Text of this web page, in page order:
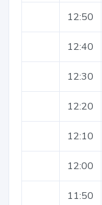
12:50
12:40
12:30
12:20
12:10
12:00
11:50